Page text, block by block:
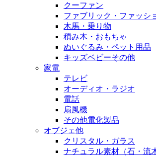
クーファン
ファブリック・ファッシ
木馬・乗り物
積み木・おもちゃ
ぬいぐるみ・ペット用品
キッズベビーその他
家電
テレビ
オーディオ・ラジオ
電話
扇風機
その他電化製品
オブジェ他
クリスタル・ガラス
ナチュラル素材（石・流